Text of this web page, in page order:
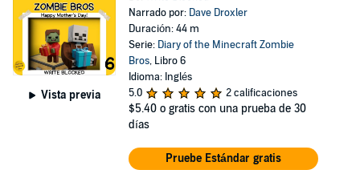
Vista previa
Narrado por: Dave Droxler
Duración: 44 m
Serie: Diary of the Minecraft Zombie
Bros, Libro 6
Idioma: Inglés
5.0
2 calificaciones
$5.40 o gratis con una prueba de 30
días
Pruebe Estándar gratis